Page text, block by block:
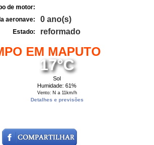
de motor:
aeronave:
0 ano(s)
Estado: reformado
EM MAPUTO
17°C
Sol
Humidade: 61%
Vento: N a 11km/h
Detalhes e previsões